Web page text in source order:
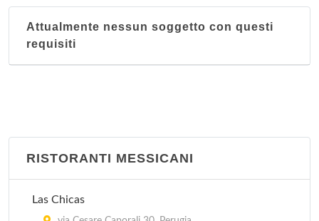
Attualmente nessun soggetto con questi
requisiti
RISTORANTI MESSICANI
Las Chicas